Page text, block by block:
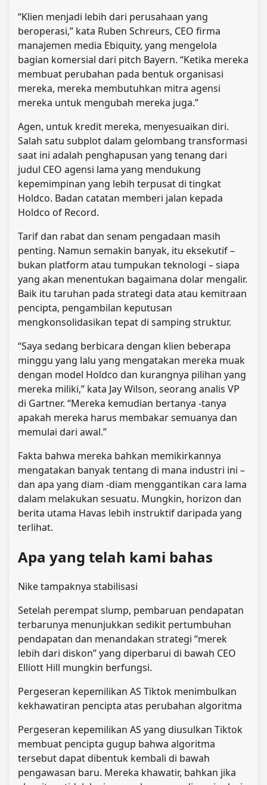
“Klien menjadi lebih dari perusahaan yang
beroperasi,” kata Ruben Schreurs, CEO firma
manajemen media Ebiquity, yang mengelola
bagian komersial dari pitch Bayern. “Ketika mereka
membuat perubahan pada bentuk organisasi
mereka, mereka membutuhkan mitra agensi
mereka untuk mengubah mereka juga.”
Agen, untuk kredit mereka, menyesuaikan diri.
Salah satu subplot dalam gelombang transformasi
saat ini adalah penghapusan yang tenang dari
judul CEO agensi lama yang mendukung
kepemimpinan yang lebih terpusat di tingkat
Holdco. Badan catatan memberi jalan kepada
Holdco of Record.
Tarif dan rabat dan senam pengadaan masih
penting. Namun semakin banyak, itu eksekutif –
bukan platform atau tumpukan teknologi – siapa
yang akan menentukan bagaimana dolar mengalir.
Baik itu taruhan pada strategi data atau kemitraan
pencipta, pengambilan keputusan
mengkonsolidasikan tepat di samping struktur.
“Saya sedang berbicara dengan klien beberapa
minggu yang lalu yang mengatakan mereka muak
dengan model Holdco dan kurangnya pilihan yang
mereka miliki,” kata Jay Wilson, seorang analis VP
di Gartner. “Mereka kemudian bertanya -tanya
apakah mereka harus membakar semuanya dan
memulai dari awal.”
Fakta bahwa mereka bahkan memikirkannya
mengatakan banyak tentang di mana industri ini –
dan apa yang diam -diam menggantikan cara lama
dalam melakukan sesuatu. Mungkin, horizon dan
berita utama Havas lebih instruktif daripada yang
terlihat.
Apa yang telah kami bahas
Nike tampaknya stabilisasi
Setelah perempat slump, pembaruan pendapatan
terbarunya menunjukkan sedikit pertumbuhan
pendapatan dan menandakan strategi “merek
lebih dari diskon” yang diperbarui di bawah CEO
Elliott Hill mungkin berfungsi.
Pergeseran kepemilikan AS Tiktok menimbulkan
kekhawatiran pencipta atas perubahan algoritma
Pergeseran kepemilikan AS yang diusulkan Tiktok
membuat pencipta gugup bahwa algoritma
tersebut dapat dibentuk kembali di bawah
pengawasan baru. Mereka khawatir, bahkan jika